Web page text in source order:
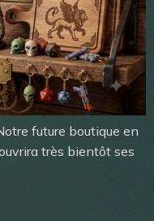
future boutique en
très bientôt ses